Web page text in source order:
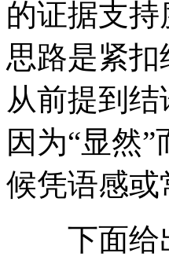
的证据支
思路是紧
从前提到
因为“显然
候凭语感
下面给